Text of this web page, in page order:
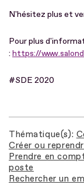
N'hésitez plus et
Pour plus
: https://
#SDE 2020
Thématique(s)
Créer ou
Prendre en
poste
Rechercher un